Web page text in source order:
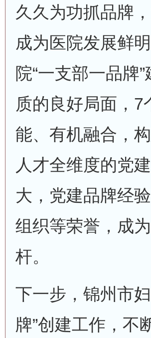
久久为功抓品牌
成为医院发展鲜
院“一支部一品牌
质的良好局面，
能、有机融合，
人才全维度的党
大，党建品牌经
组织等荣誉，成
杆。
下一步，锦州市
牌”创建工作，不